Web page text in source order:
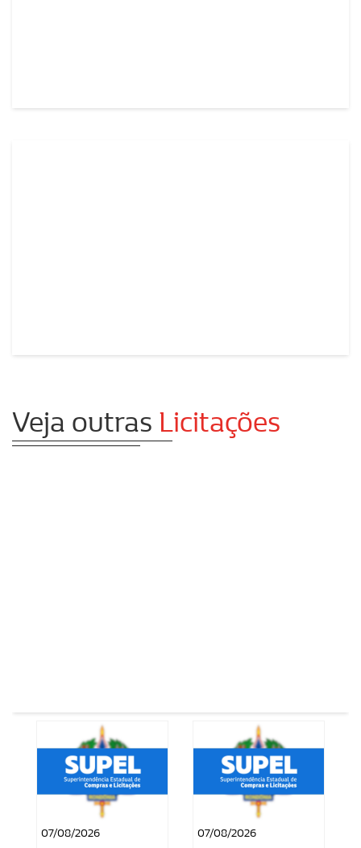
Veja outras Licitações
07/08/2026
07/08/2026